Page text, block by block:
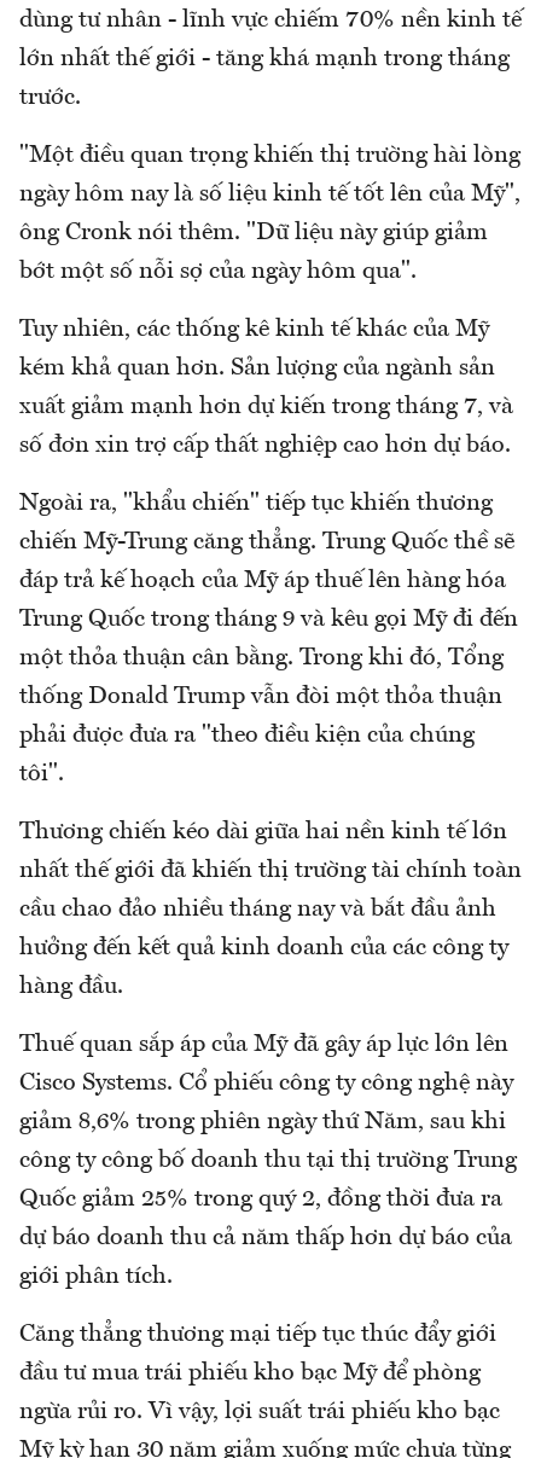
dùng tư nhân - lĩnh vực chiếm 70% nền kinh tế
lớn nhất thế giới - tăng khá mạnh trong tháng
trước.
"Một điều quan trọng khiến thị trường hài lòng
ngày hôm nay là số liệu kinh tế tốt lên của Mỹ",
ông Cronk nói thêm. "Dữ liệu này giúp giảm
bớt một số nỗi sợ của ngày hôm qua".
Tuy nhiên, các thống kê kinh tế khác của Mỹ
kém khả quan hơn. Sản lượng của ngành sản
xuất giảm mạnh hơn dự kiến trong tháng 7, và
số đơn xin trợ cấp thất nghiệp cao hơn dự báo.
Ngoài ra, "khẩu chiến" tiếp tục khiến thương
chiến Mỹ-Trung căng thẳng. Trung Quốc thề sẽ
đáp trả kế hoạch của Mỹ áp thuế lên hàng hóa
Trung Quốc trong tháng 9 và kêu gọi Mỹ đi đến
một thỏa thuận cân bằng. Trong khi đó, Tổng
thống Donald Trump vẫn đòi một thỏa thuận
phải được đưa ra "theo điều kiện của chúng
tôi".
Thương chiến kéo dài giữa hai nền kinh tế lớn
nhất thế giới đã khiến thị trường tài chính toàn
cầu chao đảo nhiều tháng nay và bắt đầu ảnh
hưởng đến kết quả kinh doanh của các công ty
hàng đầu.
Thuế quan sắp áp của Mỹ đã gây áp lực lớn lên
Cisco Systems. Cổ phiếu công ty công nghệ này
giảm 8,6% trong phiên ngày thứ Năm, sau khi
công ty công bố doanh thu tại thị trường Trung
Quốc giảm 25% trong quý 2, đồng thời đưa ra
dự báo doanh thu cả năm thấp hơn dự báo của
giới phân tích.
Căng thẳng thương mại tiếp tục thúc đẩy giới
đầu tư mua trái phiếu kho bạc Mỹ để phòng
ngừa rủi ro. Vì vậy, lợi suất trái phiếu kho bạc
Mỹ kỳ hạn 30 năm giảm xuống mức chưa từng